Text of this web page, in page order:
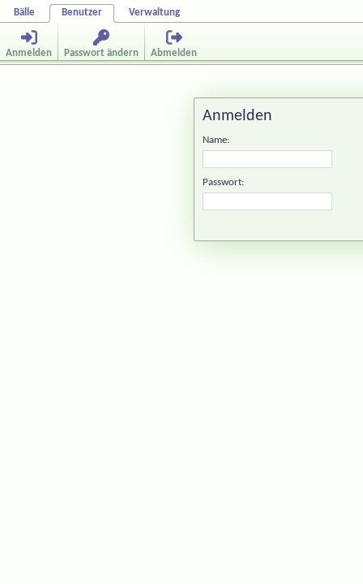
Bälle Benutzer Verwaltung
Anmelden Passwort ändern Abmelden
Anmelden
Name:
Passwort: